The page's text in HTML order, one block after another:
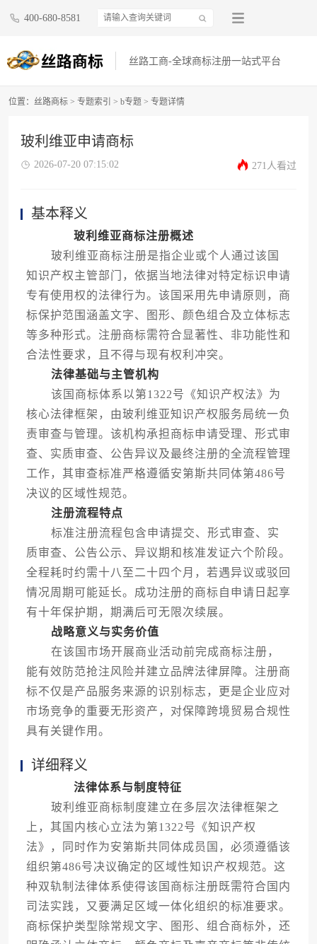
400-680-8581
丝路工商-全球商标注册一站式平台
位置： 丝路商标 > 专题索引 > b专题 > 专题详情
玻利维亚申请商标
2026-07-20 07:15:02 271人看过
基本释义
玻利维亚商标注册概述
玻利维亚商标注册是指企业或个人通过该国
知识产权主管部门，依据当地法律对特定标识申请
专有使用权的法律行为。该国采用先申请原则，商
标保护范围涵盖文字、图形、颜色组合及立体标志
等多种形式。注册商标需符合显著性、非功能性和
合法性要求，且不得与现有权利冲突。
法律基础与主管机构
该国商标体系以第1322号《知识产权法》为
核心法律框架，由玻利维亚知识产权服务局统一负
责审查与管理。该机构承担商标申请受理、形式审
查、实质审查、公告异议及最终注册的全流程管理
工作，其审查标准严格遵循安第斯共同体第486号
决议的区域性规范。
注册流程特点
标准注册流程包含申请提交、形式审查、实
质审查、公告公示、异议期和核准发证六个阶段。
全程耗时约需十八至二十四个月，若遇异议或驳回
情况周期可能延长。成功注册的商标自申请日起享
有十年保护期，期满后可无限次续展。
战略意义与实务价值
在该国市场开展商业活动前完成商标注册，
能有效防范抢注风险并建立品牌法律屏障。注册商
标不仅是产品服务来源的识别标志，更是企业应对
市场竞争的重要无形资产，对保障跨境贸易合规性
具有关键作用。
详细释义
法律体系与制度特征
玻利维亚商标制度建立在多层次法律框架之
上，其国内核心立法为第1322号《知识产权
法》，同时作为安第斯共同体成员国，必须遵循该
组织第486号决议确定的区域性知识产权规范。这
种双轨制法律体系使得该国商标注册既需符合国内
司法实践，又要满足区域一体化组织的标准要求。
商标保护类型除常规文字、图形、组合商标外，还